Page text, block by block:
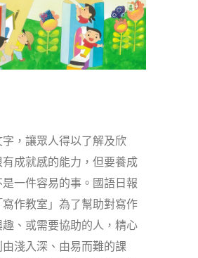
，讓眾人得以了解及欣
成就感的能力，但要養成
一件容易的事。國語日報
作教室」為了幫助對寫作
、或需要協助的人，精心
淺入深、由易而難的課